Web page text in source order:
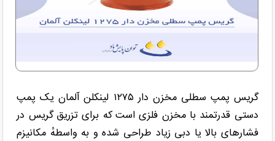
گریس پمپ سطلی مخزن دار ۱۲۷۵ لینکلن آلمان یک پمپ
دستی قدرتمند با مخزن فلزی است که برای تزریق گریس در
فشارهای بالا یا دبی زیاد طراحی شده و به واسطهٔ مکانیزم